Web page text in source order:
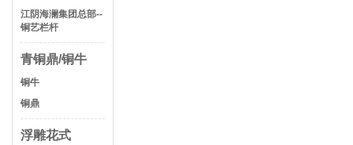
江阴海澜集团总部--
铜艺栏杆
青铜鼎/铜牛
铜牛
铜鼎
浮雕花式